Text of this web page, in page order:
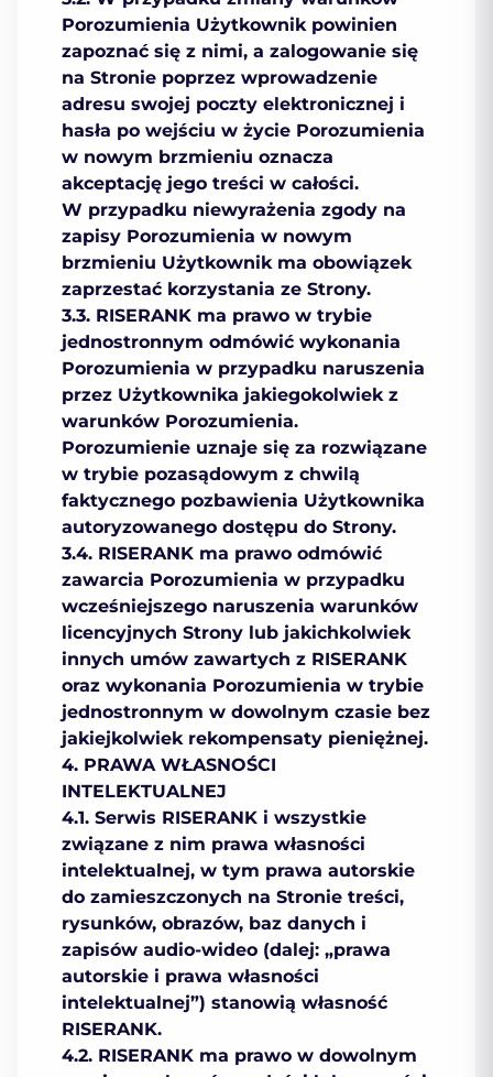
Porozumienia Użytkownik powinien
zapoznać się z nimi, a zalogowanie się
na Stronie poprzez wprowadzenie
adresu swojej poczty elektronicznej i
hasła po wejściu w życie Porozumienia
w nowym brzmieniu oznacza
akceptację jego treści w całości.
W przypadku niewyrażenia zgody na
zapisy Porozumienia w nowym
brzmieniu Użytkownik ma obowiązek
zaprzestać korzystania ze Strony.
3.3. RISERANK ma prawo w trybie
jednostronnym odmówić wykonania
Porozumienia w przypadku naruszenia
przez Użytkownika jakiegokolwiek z
warunków Porozumienia.
Porozumienie uznaje się za rozwiązane
w trybie pozasądowym z chwilą
faktycznego pozbawienia Użytkownika
autoryzowanego dostępu do Strony.
3.4. RISERANK ma prawo odmówić
zawarcia Porozumienia w przypadku
wcześniejszego naruszenia warunków
licencyjnych Strony lub jakichkolwiek
innych umów zawartych z RISERANK
oraz wykonania Porozumienia w trybie
jednostronnym w dowolnym czasie bez
jakiejkolwiek rekompensaty pieniężnej.
4. PRAWA WŁASNOŚCI
INTELEKTUALNEJ
4.1. Serwis RISERANK i wszystkie
związane z nim prawa własności
intelektualnej, w tym prawa autorskie
do zamieszczonych na Stronie treści,
rysunków, obrazów, baz danych i
zapisów audio-wideo (dalej: „prawa
autorskie i prawa własności
intelektualnej”) stanowią własność
RISERANK.
4.2. RISERANK ma prawo w dowolnym